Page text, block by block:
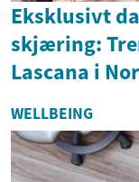
Eksklusivt
skjæring:
Lascana i
WELLBEING